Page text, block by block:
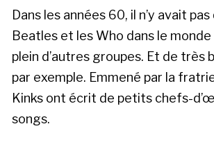
Dans les années 60, il n’y avait
Beatles et les Who dans le monde
plein d’autres groupes. Et de très
par exemple. Emmené par la
Kinks ont écrit de petits chefs-
songs.